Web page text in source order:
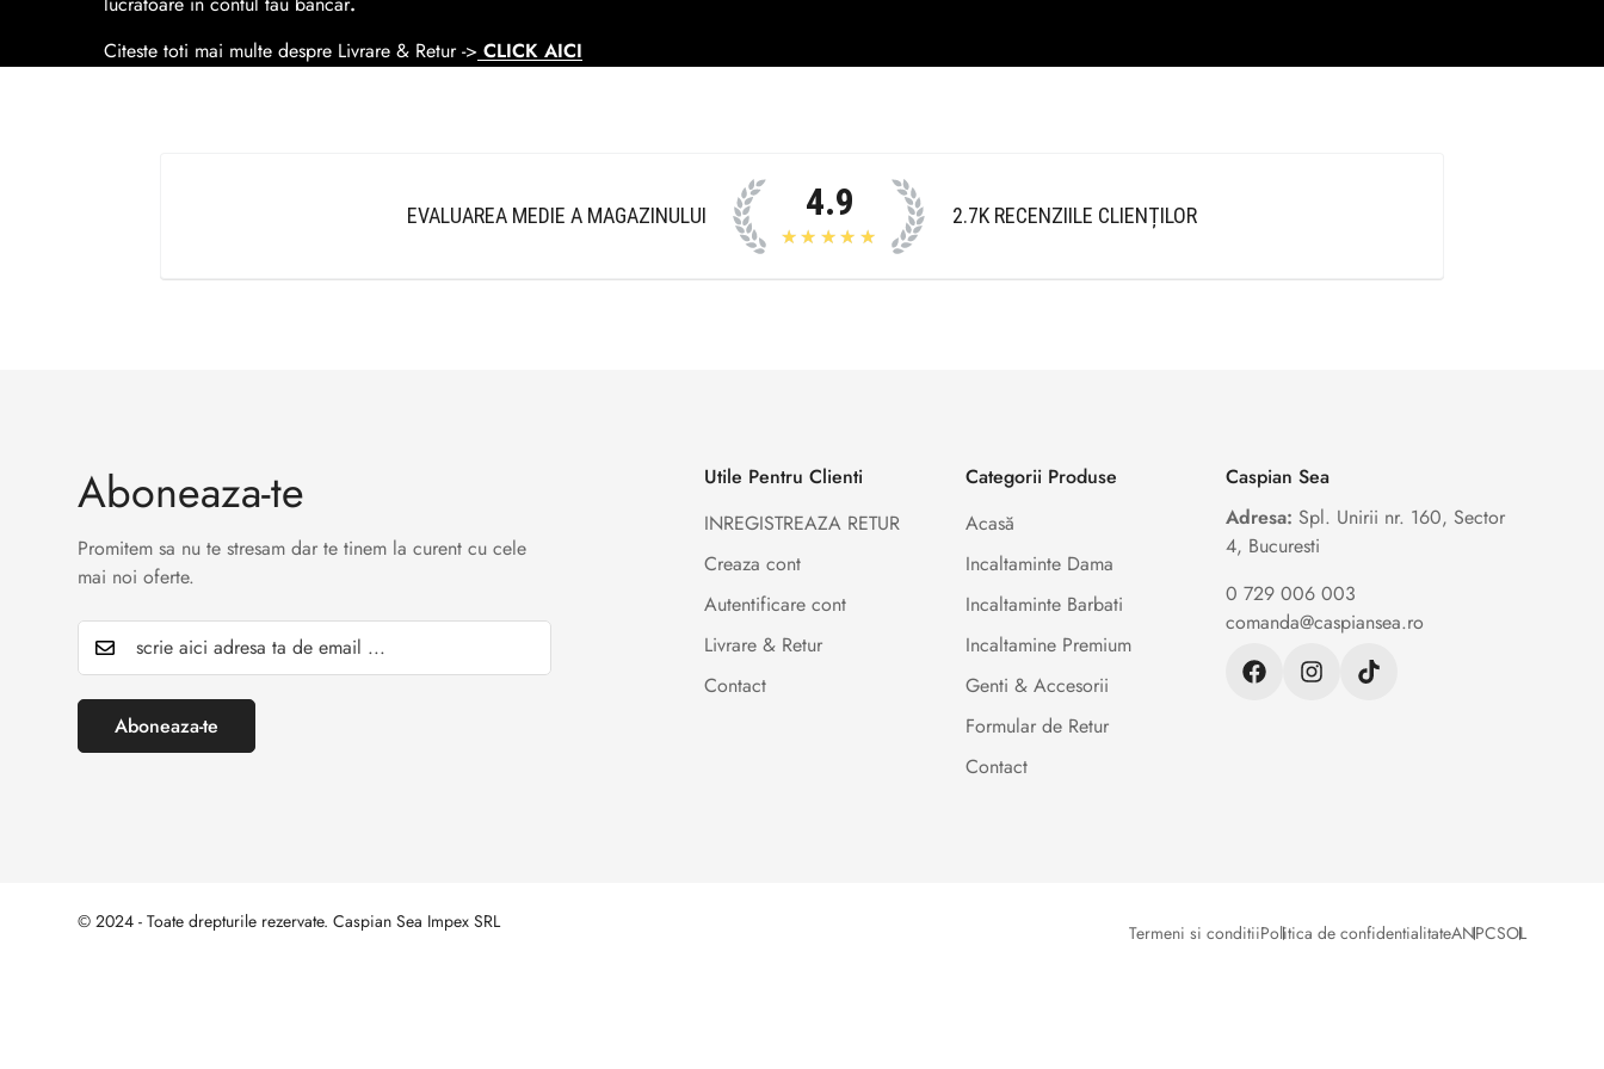
Citeste toti mai multe despre Livrare & Retur -> CLICK AICI
EVALUAREA MEDIE A MAGAZINULUI 4.9
★★★★★
2.7K RECENZIILE CLIENȚILOR
Aboneaza-te
Promitem sa nu te stresam dar te tinem la curent cu cele
mai noi oferte.
Aboneaza-te
Utile Pentru Clienti
INREGISTREAZA RETUR
Creaza cont
Autentificare cont
Livrare & Retur
Contact
Categorii Produse
Acasă
Incaltaminte Dama
Incaltaminte Barbati
Incaltamine Premium
Genti & Accesorii
Formular de Retur
Contact
Caspian Sea
Adresa: Spl. Unirii nr. 160, Sector
4, Bucuresti
0 729 006 003
comanda@caspiansea.ro
© 2024 - Toate drepturile rezervate. Caspian Sea Impex SRL Termeni si conditiiPolitica de confidentialitateANPCSOL